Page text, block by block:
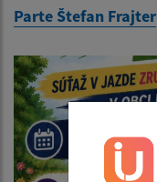
Parte Štefan Frajter